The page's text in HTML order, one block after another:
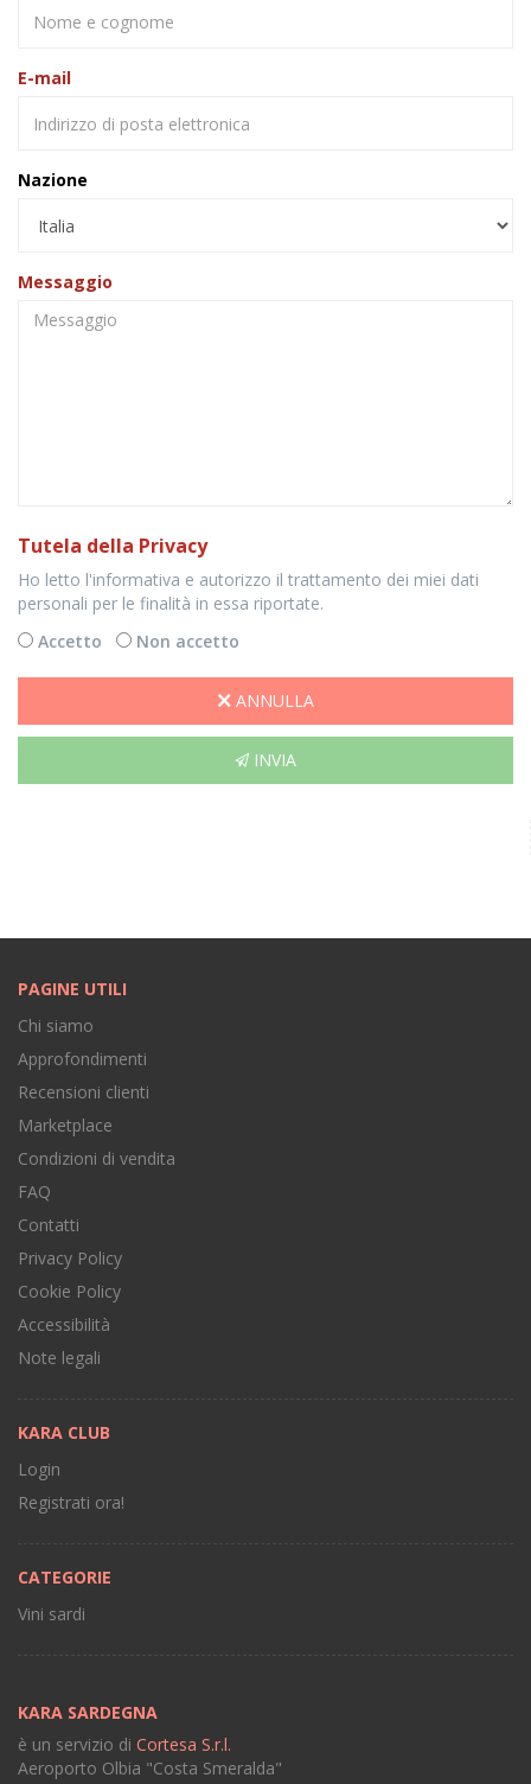
E-mail
Nazione
Messaggio
Tutela della Privacy
Ho letto l'informativa e autorizzo il trattamento dei miei dati
personali per le finalità in essa riportate.
Accetto
Non accetto
ANNULLA
INVIA
PAGINE UTILI
Chi siamo
Approfondimenti
Recensioni clienti
Marketplace
Condizioni di vendita
FAQ
Contatti
Privacy Policy
Cookie Policy
Accessibilità
Note legali
KARA CLUB
Login
Registrati ora!
CATEGORIE
Vini sardi
KARA SARDEGNA
è un servizio di Cortesa S.r.l.
Aeroporto Olbia "Costa Smeralda"